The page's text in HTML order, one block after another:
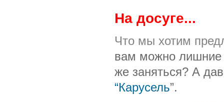
На досуге...
Что мы хотим
вам можно лишние
же заняться? А
“Карусель”.